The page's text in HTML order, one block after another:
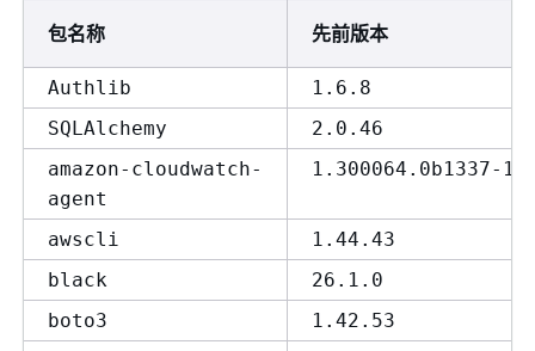
包名称 先前版本
Authlib
1.6.8
SQLAlchemy
2.0.46
amazon-cloudwatch-
agent
1.300064.0b1337-1
awscli
1.44.43
black
26.1.0
boto3
1.42.53